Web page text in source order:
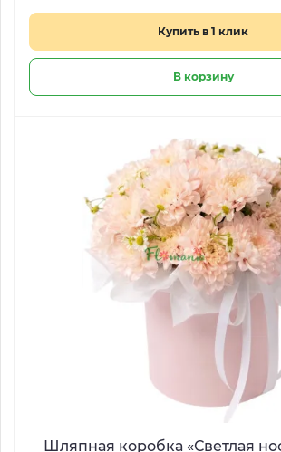
Купить в 1 клик
В корзину
Шляпная коробка «Светлая